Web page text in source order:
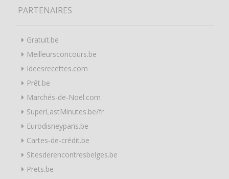
PARTENAIRES
Gratuit.be
Meilleursconcours.be
Ideesrecettes.com
Prêt.be
Marchés-de-Noël.com
SuperLastMinutes.be/fr
Eurodisneyparis.be
Cartes-de-crédit.be
Sitesderencontresbelges.be
Prets.be